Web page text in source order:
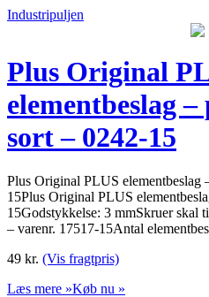
Industripuljen
Plus Original
elementbeslag
sort – 0242-15
Plus Original PLUS elementbeslag
15Plus Original PLUS
15Godstykkelse: 3 mmSkruer skal
– varenr. 17517-15Antal
49 kr. (Vis fragtpris)
Læs mere »Køb nu »